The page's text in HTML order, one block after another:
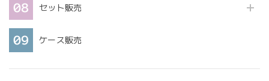
セット販売
ケース販売